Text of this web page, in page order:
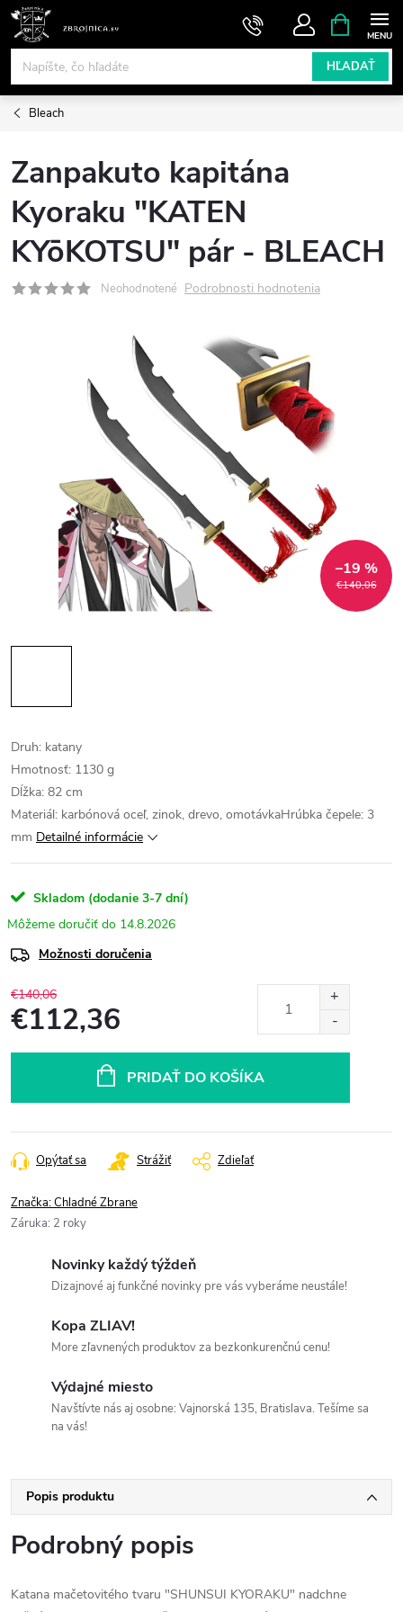
Prejsť
obsah
HĽADAŤ
KOŠÍK
Bleach
Zanpakuto kapitána
Kyoraku "KATEN
KYōKOTSU" pár - BLEACH
Neohodnotené Podrobnosti hodnotenia
€140,06
–19 %
Druh: katany
Hmotnosť: 1130 g
Dĺžka: 82 cm
Materiál: karbónová oceľ, zinok, drevo, omotávkaHrúbka čepele: 3
mm Detailné informácie
Skladom (dodanie 3-7 dní)
14.8.2026
Možnosti doručenia
€140,06
€112,36
PRIDAŤ DO KOŠÍKA
Opýtať sa Strážiť Zdieľať
Značka:Chladné Zbrane
Záruka: 2 roky
Novinky každý týždeň
Dizajnové aj funkčné novinky pre vás vyberáme neustále!
Kopa ZLIAV!
More zľavnených produktov za bezkonkurenčnú cenu!
Výdajné miesto
Navštívte nás aj osobne: Vajnorská 135, Bratislava. Tešíme sa
na vás!
Popis produktu
Podrobný popis
Katana mačetovitého tvaru "SHUNSUI KYORAKU" nadchne